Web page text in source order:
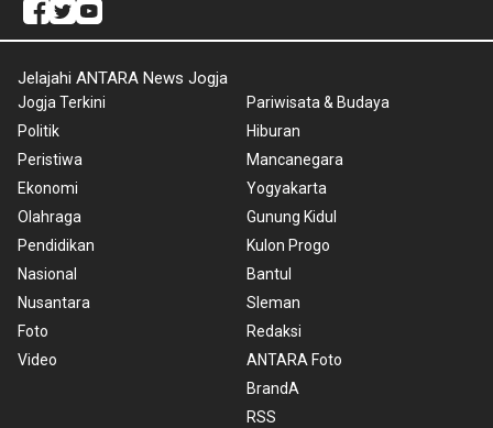
Jelajahi ANTARA News Jogja
Jogja Terkini
Politik
Peristiwa
Ekonomi
Olahraga
Pendidikan
Nasional
Nusantara
Foto
Video
Pariwisata & Budaya
Hiburan
Mancanegara
Yogyakarta
Gunung Kidul
Kulon Progo
Bantul
Sleman
Redaksi
ANTARA Foto
BrandA
RSS